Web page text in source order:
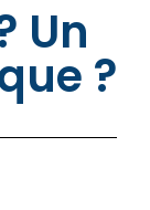
Un
?